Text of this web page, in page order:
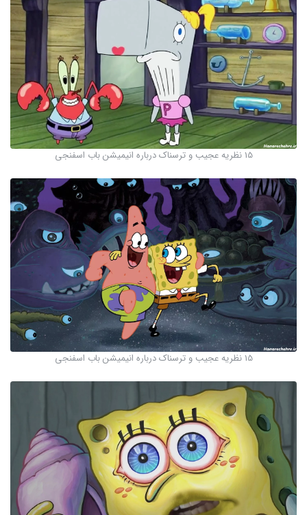
15 نظریه عجیب و ترسناک درباره انیمیشن باب اسفنجی
15 نظریه عجیب و ترسناک درباره انیمیشن باب اسفنجی